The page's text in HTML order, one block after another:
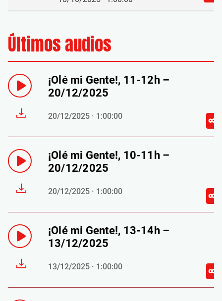
Últimos audios
¡Olé mi Gente!, 11-12h –
20/12/2025
20/12/2025 · 1:00:00
¡Olé mi Gente!, 10-11h –
20/12/2025
20/12/2025 · 1:00:00
¡Olé mi Gente!, 13-14h –
13/12/2025
13/12/2025 · 1:00:00